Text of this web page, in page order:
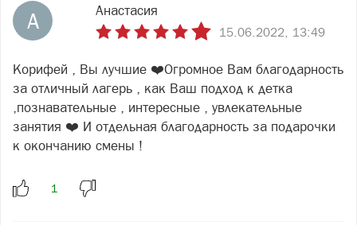
А Анастасия
15.06.2022, 13:49
Корифей , Вы лучшие ❤️Огромное Вам благодарность
за отличный лагерь , как Ваш подход к детка
,познавательные , интересные , увлекательные
занятия ❤️ И отдельная благодарность за подарочки
к окончанию смены !